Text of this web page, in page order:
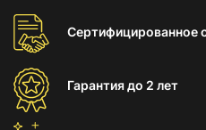
Сертифицированное
Гарантиядо 2 лет